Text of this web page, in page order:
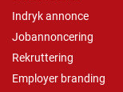
Indryk annonce
Jobannoncering
Rekruttering
Employer branding